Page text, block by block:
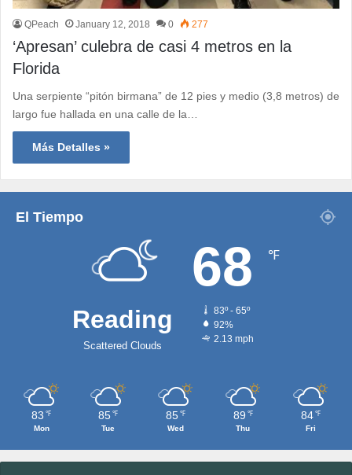
QPeach January 12, 2018 0 277
‘Apresan’ culebra de casi 4 metros en la
Florida
Una serpiente “pitón birmana” de 12 pies y medio (3,8 metros) de
largo fue hallada en una calle de la…
Más Detalles »
El Tiempo
Reading
Scattered Clouds
68 ℉
83º - 65º
92%
2.13 mph
83 ℉
Mon
85 ℉
Tue
85 ℉
Wed
89 ℉
Thu
84 ℉
Fri